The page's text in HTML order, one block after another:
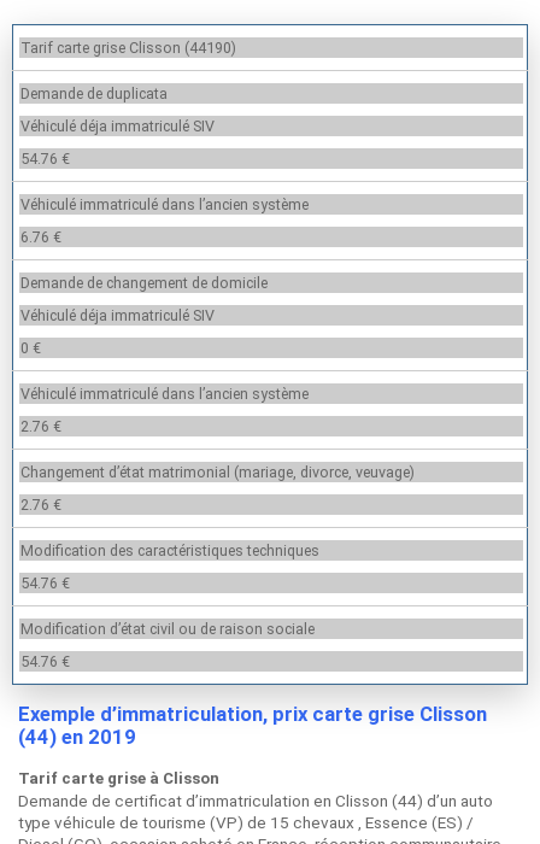
Tarif carte grise Clisson (44190)
Demande de duplicata
Véhiculé déja immatriculé SIV
54.76 €
Véhiculé immatriculé dans l’ancien système
6.76 €
Demande de changement de domicile
Véhiculé déja immatriculé SIV
0 €
Véhiculé immatriculé dans l’ancien système
2.76 €
Changement d’état matrimonial (mariage, divorce, veuvage)
2.76 €
Modification des caractéristiques techniques
54.76 €
Modification d’état civil ou de raison sociale
54.76 €
Exemple d’immatriculation, prix carte grise Clisson
(44) en 2019
Tarif carte grise à Clisson
Demande de certificat d’immatriculation en Clisson (44) d’un auto
type véhicule de tourisme (VP) de 15 chevaux , Essence (ES) /